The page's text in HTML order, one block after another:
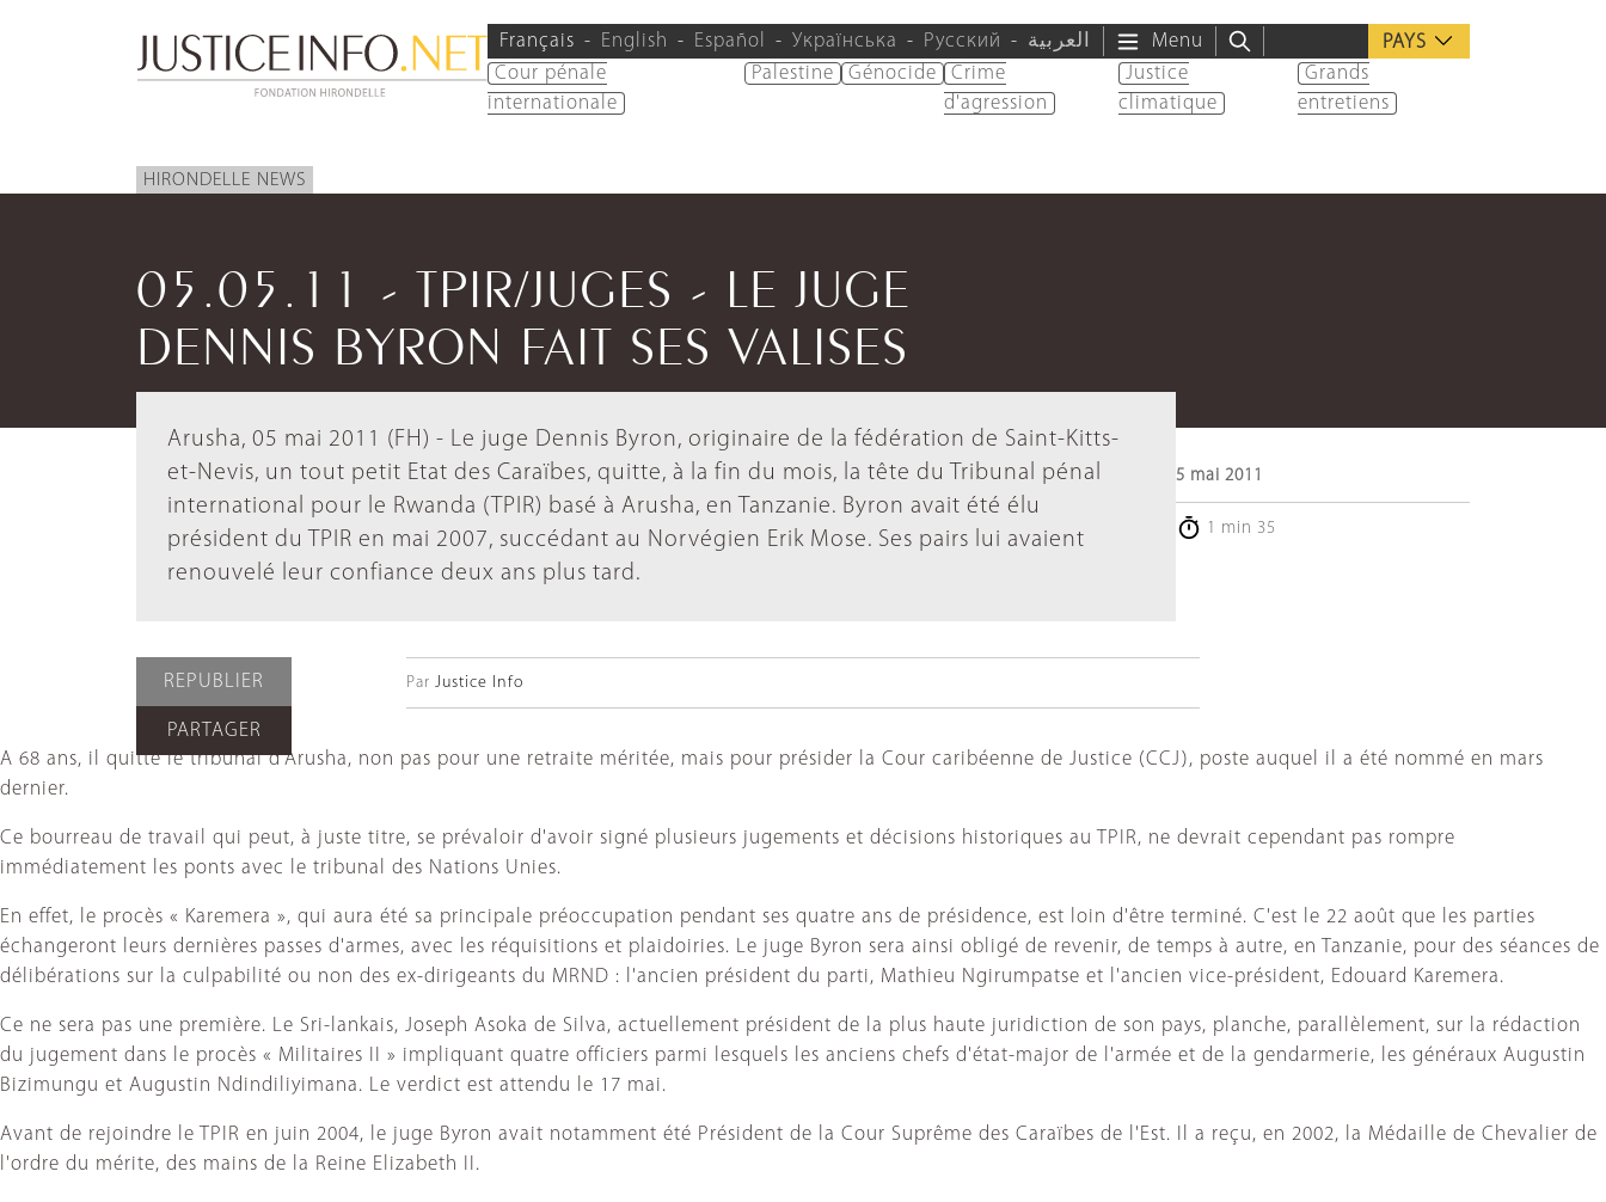
Français English Español Українська Русский العربية Menu
PAYS
Cour pénale
internationale
Palestine Génocide
Crime
d'agression
Justice
climatique
Grands
entretiens
HIRONDELLE NEWS
05.05.11 - TPIR/JUGES - LE JUGE
DENNIS BYRON FAIT SES VALISES
Arusha, 05 mai 2011 (FH) - Le juge Dennis Byron, originaire de la fédération de Saint-Kitts-
et-Nevis, un tout petit Etat des Caraïbes, quitte, à la fin du mois, la tête du Tribunal pénal
international pour le Rwanda (TPIR) basé à Arusha, en Tanzanie. Byron avait été élu
président du TPIR en mai 2007, succédant au Norvégien Erik Mose. Ses pairs lui avaient
renouvelé leur confiance deux ans plus tard.
5 mai 2011
1 min 35
REPUBLIER
PARTAGER
Par Justice Info
A 68 ans, il quitte le tribunal d'Arusha, non pas pour une retraite méritée, mais pour présider la Cour caribéenne de Justice (CCJ), poste auquel il a été nommé en mars
dernier.
Ce bourreau de travail qui peut, à juste titre, se prévaloir d'avoir signé plusieurs jugements et décisions historiques au TPIR, ne devrait cependant pas rompre
immédiatement les ponts avec le tribunal des Nations Unies.
En effet, le procès « Karemera », qui aura été sa principale préoccupation pendant ses quatre ans de présidence, est loin d'être terminé. C'est le 22 août que les parties
échangeront leurs dernières passes d'armes, avec les réquisitions et plaidoiries. Le juge Byron sera ainsi obligé de revenir, de temps à autre, en Tanzanie, pour des séances de
délibérations sur la culpabilité ou non des ex-dirigeants du MRND : l'ancien président du parti, Mathieu Ngirumpatse et l'ancien vice-président, Edouard Karemera.
Ce ne sera pas une première. Le Sri-lankais, Joseph Asoka de Silva, actuellement président de la plus haute juridiction de son pays, planche, parallèlement, sur la rédaction
du jugement dans le procès « Militaires II » impliquant quatre officiers parmi lesquels les anciens chefs d'état-major de l'armée et de la gendarmerie, les généraux Augustin
Bizimungu et Augustin Ndindiliyimana. Le verdict est attendu le 17 mai.
Avant de rejoindre le TPIR en juin 2004, le juge Byron avait notamment été Président de la Cour Suprême des Caraïbes de l'Est. Il a reçu, en 2002, la Médaille de Chevalier de
l'ordre du mérite, des mains de la Reine Elizabeth II.